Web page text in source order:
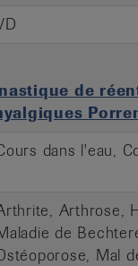
de
dans l'eau,
Arthrose,
de
Mal